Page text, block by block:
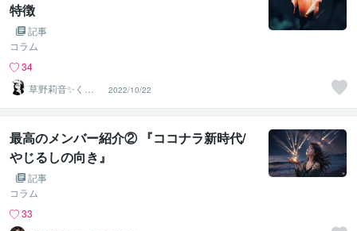
特徴
記事
コラム
34
草野莉音✨くさ
のりお
2022/10/22
最高のメンバー紹介② 『ココナラ新時代/
やじるしの向き』
記事
コラム
33